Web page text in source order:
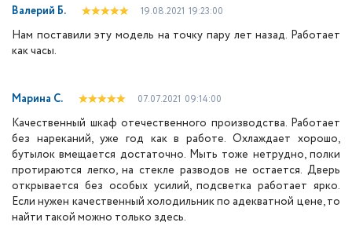
Валерий Б. 19.08.2021 19:23:00
Нам поставили эту модель на точку пару лет назад. Работает
как часы.
Марина С. 07.07.2021 09:14:00
Качественный шкаф отечественного производства. Работает
без нареканий, уже год как в работе. Охлаждает хорошо,
бутылок вмещается достаточно. Мыть тоже нетрудно, полки
протираются легко, на стекле разводов не остается. Дверь
открывается без особых усилий, подсветка работает ярко.
Если нужен качественный холодильник по адекватной цене, то
найти такой можно только здесь.